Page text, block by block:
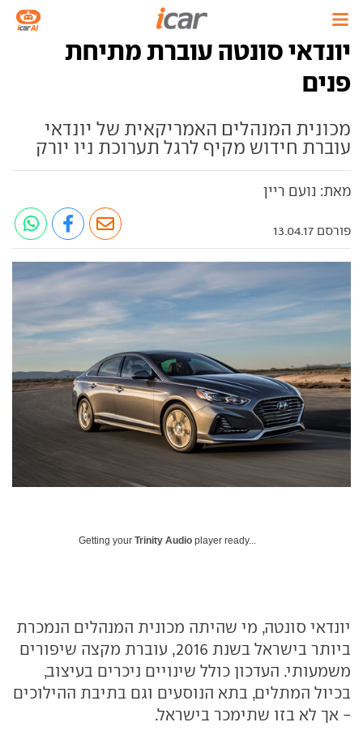
יונדאי סונטה עוברת מתיחת
פנים
מכונית המנהלים האמריקאית של יונדאי
עוברת חידוש מקיף לרגל תערוכת ניו יורק
מאת: נועם ריין
פורסם 13.04.17
Getting your Trinity Audio player ready...
יונדאי סונטה, מי שהיתה מכונית המנהלים הנמכרת
ביותר בישראל בשנת 2016, עוברת מקצה שיפורים
משמעותי. העדכון כולל שינויים ניכרים בעיצוב,
בכיול המתלים, בתא הנוסעים וגם בתיבת ההילוכים
- אך לא בזו שתימכר בישראל.